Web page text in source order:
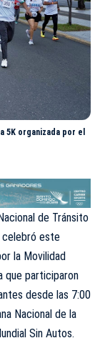
5K organizada por el
de Tránsito
celebró este
la Movilidad
que participaron
desde las 7:00
Nacional de la
Sin Autos.